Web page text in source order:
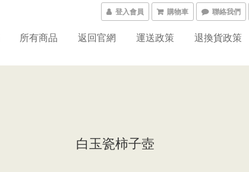
登入會員 購物車 聯絡我們
所有商品 返回官網 運送政策 退換貨政策
白玉瓷柿子壺